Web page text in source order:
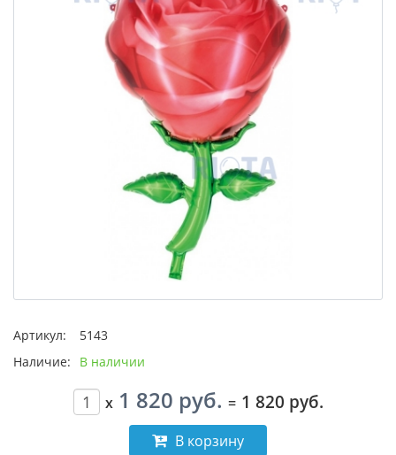
Артикул:
5143
Наличие:
В наличии
x 1 820 руб. = 1 820 руб.
В корзину